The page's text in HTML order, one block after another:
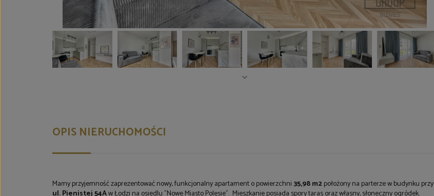
OPIS NIERUCHOMOŚCI
Mamy przyjemność zaprezentować nowy, funkcjonalny apartament o powierzchni 35,98 m2położony na parterze w budynku przy